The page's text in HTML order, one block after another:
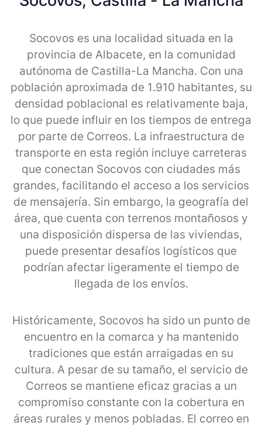
Socovos es una localidad situada en la
provincia de Albacete, en la comunidad
autónoma de Castilla-La Mancha. Con una
población aproximada de 1.910 habitantes, su
densidad poblacional es relativamente baja,
lo que puede influir en los tiempos de entrega
por parte de Correos. La infraestructura de
transporte en esta región incluye carreteras
que conectan Socovos con ciudades más
grandes, facilitando el acceso a los servicios
de mensajería. Sin embargo, la geografía del
área, que cuenta con terrenos montañosos y
una disposición dispersa de las viviendas,
puede presentar desafíos logísticos que
podrían afectar ligeramente el tiempo de
llegada de los envíos.
Históricamente, Socovos ha sido un punto de
encuentro en la comarca y ha mantenido
tradiciones que están arraigadas en su
cultura. A pesar de su tamaño, el servicio de
Correos se mantiene eficaz gracias a un
compromiso constante con la cobertura en
áreas rurales y menos pobladas. El correo en